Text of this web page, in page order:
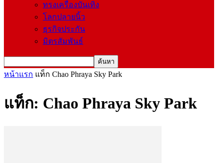
ทรงเครื่องบันเทิง
โลกปลายนิ้ว
ธุรกิจประกัน
มิตรสัมพันธ์
หน้าแรก แท็ก Chao Phraya Sky Park
แท็ก: Chao Phraya Sky Park